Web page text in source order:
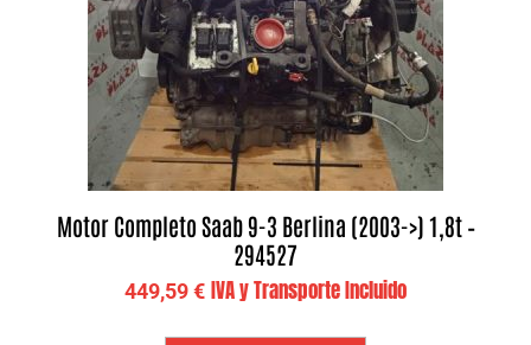
Motor Completo Saab 9-3 Berlina (2003->) 1,8t –
294527
449,59€ IVA y Transporte Incluido